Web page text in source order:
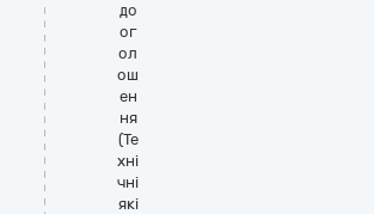
до
ог
ол
ош
ен
ня
(Те
хні
чні
які